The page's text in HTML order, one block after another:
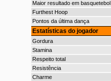
Maior resultado em basquetebol
Furthest Hoop
Pontos da última dança
Estatísticas do jogador
Gordura
Stamina
Respeito total
Resistência
Charme